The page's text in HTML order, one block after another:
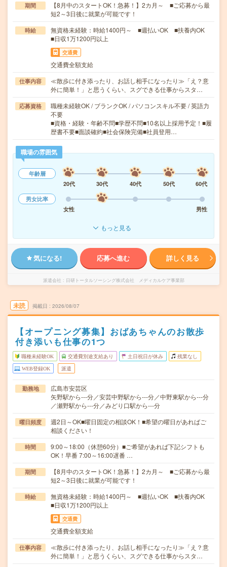
期間
【8月中のスタートOK！急募！】2カ月～ ■ご応募から最
短2～3日後に就業が可能です！
時給
無資格未経験：時給1400円～ ■週払いOK ■扶養内OK
■日収1万1200円以上
交通費
交通費全額支給
仕事内容
≪散歩に付き添ったり、お話し相手になったり≫「え？意
外に簡単！」と思うくらい、スグできる仕事からスタ…
応募資格
職種未経験OK / ブランクOK / パソコンスキル不要 / 英語力
不要
■資格・経験・年齢不問■学歴不問■10名以上採用予定！■履
歴書不要■面談確約■社会保険完備■社員登用…
職場の雰囲気
年齢層
20代
30代 40代 50代
60代
男女比率
女性
男性
もっと見る
気になる! 応募へ進む 詳しく見る
派遣会社 日研トータルソーシング株式会社 メディカルケア事業部
未読 掲載日 2026/08/07
【オープニング募集】おばあちゃんのお散歩
付き添いも仕事の1つ
職種未経験OK 交通費別途支給あり 土日祝日が休み 残業なし
WEB登録OK 派遣
勤務地
広島市安芸区
矢野駅から---分／安芸中野駅から---分／中野東駅から---分
／瀬野駅から---分／みどり口駅から---分
曜日頻度
週2日～OK■曜日固定の相談OK！■希望の曜日があればご
相談ください！
時間
9:00～18:00（休憩60分）■ご希望があれば下記シフトも
OK！早番 7:00～16:00遅番 …
期間
【8月中のスタートOK！急募！】2カ月～ ■ご応募から最
短2～3日後に就業が可能です！
時給
無資格未経験：時給1400円～ ■週払いOK ■扶養内OK
■日収1万1200円以上
交通費
交通費全額支給
仕事内容
≪散歩に付き添ったり、お話し相手になったり≫「え？意
外に簡単！」と思うくらい、スグできる仕事からスタ…